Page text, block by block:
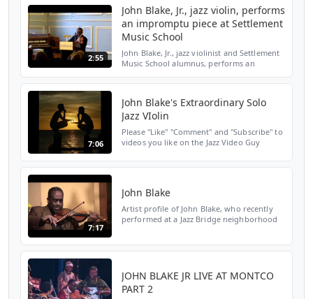
2:55
John Blake, Jr., jazz violin, performs
an impromptu piece at Settlement
Music School
John Blake, Jr., jazz violinist and Settlement
Music School alumnus, performs an
7:06
John Blake's Extraordinary Solo
Jazz VIolin
Please "Like" "Comment" and "Subscribe" to
videos you like on the Jazz Video Guy
7:17
John Blake
Artist profile of John Blake, who recently
performed at a Jazz Bridge neighborhood
JOHN BLAKE JR LIVE AT MONTCO
PART 2